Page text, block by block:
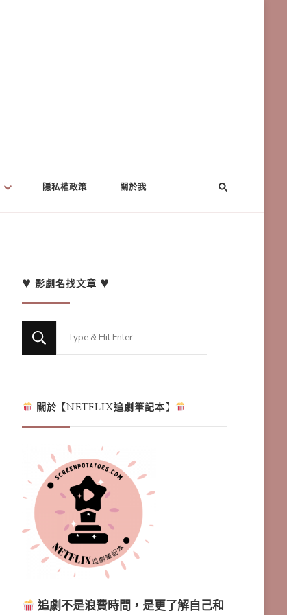
隱私權政策 關於我
♥ 影劇名找文章 ♥
Looking
關於【NETFLIX追劇筆記本】
追劇不是浪費時間，是更了解自己和